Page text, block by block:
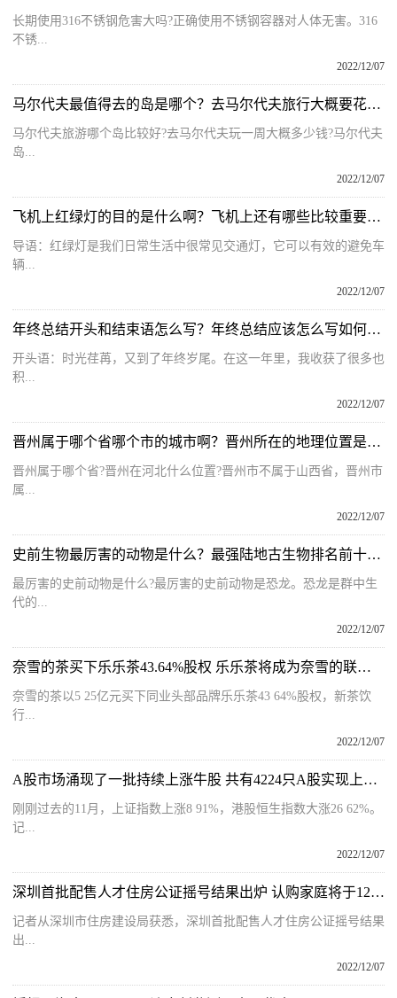
长期使用316不锈钢危害大吗?正确使用不锈钢容器对人体无害。316
不锈...
2022/12/07
马尔代夫最值得去的岛是哪个？去马尔代夫旅行大概要花多少钱呢？
马尔代夫旅游哪个岛比较好?去马尔代夫玩一周大概多少钱?马尔代夫
岛...
2022/12/07
飞机上红绿灯的目的是什么啊？飞机上还有哪些比较重要的灯呢？
导语：红绿灯是我们日常生活中很常见交通灯，它可以有效的避免车
辆...
2022/12/07
年终总结开头和结束语怎么写？年终总结应该怎么写如何才能写好？
开头语：时光荏苒，又到了年终岁尾。在这一年里，我收获了很多也
积...
2022/12/07
晋州属于哪个省哪个市的城市啊？晋州所在的地理位置是哪里呢？
晋州属于哪个省?晋州在河北什么位置?晋州市不属于山西省，晋州市
属...
2022/12/07
史前生物最厉害的动物是什么？最强陆地古生物排名前十位有哪些？
最厉害的史前动物是什么?最厉害的史前动物是恐龙。恐龙是群中生
代的...
2022/12/07
奈雪的茶买下乐乐茶43.64%股权 乐乐茶将成为奈雪的联营公司
奈雪的茶以5 25亿元买下同业头部品牌乐乐茶43 64%股权，新茶饮
行...
2022/12/07
A股市场涌现了一批持续上涨牛股 共有4224只A股实现上涨占比85%
刚刚过去的11月，上证指数上涨8 91%，港股恒生指数大涨26 62%。
记...
2022/12/07
深圳首批配售人才住房公证摇号结果出炉 认购家庭将于12月9日起选房
记者从深圳市住房建设局获悉，深圳首批配售人才住房公证摇号结果
出...
2022/12/07